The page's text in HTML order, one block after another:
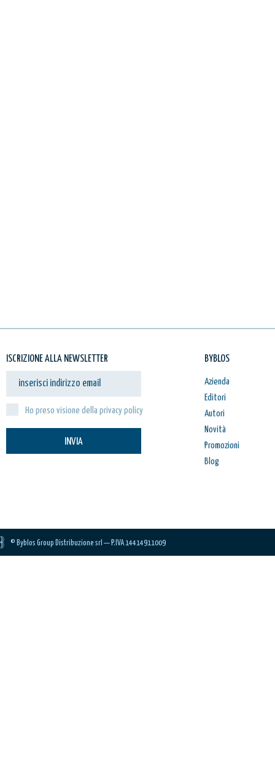
ISCRIZIONE ALLA NEWSLETTER
Ho preso visione della privacy policy
INVIA
BYBLOS
Azienda
Editori
Autori
Novità
Promozioni
Blog
© Byblos Group Distribuzione srl — P.IVA 14414911009